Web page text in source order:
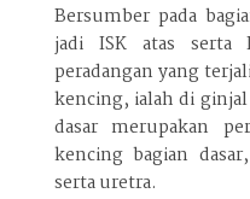
Bersumber pada
jadi ISK atas serta
peradangan yang
kencing, ialah di
dasar merupakan
kencing bagian
serta uretra.